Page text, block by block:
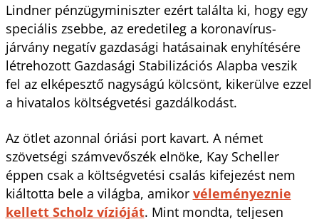
Lindner pénzügyminiszter ezért találta ki, hogy egy
speciális zsebbe, az eredetileg a koronavírus-
járvány negatív gazdasági hatásainak enyhítésére
létrehozott Gazdasági Stabilizációs Alapba veszik
fel az elképesztő nagyságú kölcsönt, kikerülve ezzel
a hivatalos költségvetési gazdálkodást.
Az ötlet azonnal óriási port kavart. A német
szövetségi számvevőszék elnöke, Kay Scheller
éppen csak a költségvetési csalás kifejezést nem
kiáltotta bele a világba, amikor véleményeznie
kellett Scholz vízióját. Mint mondta, teljesen